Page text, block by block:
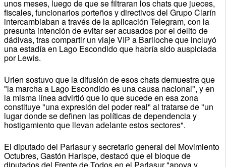
unos meses, luego de que se filtraran los chats que jueces,
fiscales, funcionarios porteños y directivos del Grupo Clarín
intercambiaban a través de la aplicación Telegram, con la
presunta intención de evitar ser acusados por el delito de
dádivas, tras compartir un viaje VIP a Bariloche que incluyó
una estadía en Lago Escondido que habría sido auspiciada
por Lewis.
Urien sostuvo que la difusión de esos chats demuestra que
"la marcha a Lago Escondido es una causa nacional", y en
la misma línea advirtió que lo que sucede en esa zona
constituye "una expresión del poder real" al tratarse de "un
lugar donde se definen las políticas de dependencia y
hostigamiento que llevan adelante estos sectores".
El diputado del Parlasur y secretario general del Movimiento
Octubres, Gastón Harispe, destacó que el bloque de